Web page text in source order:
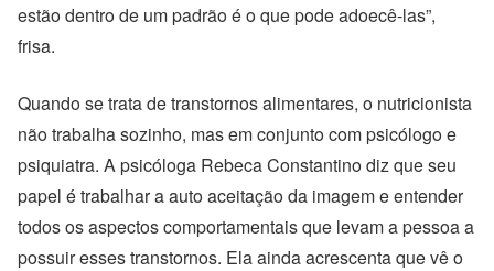
estão dentro de um padrão é o que pode adoecê-las”,
frisa.
Quando se trata de transtornos alimentares, o nutricionista
não trabalha sozinho, mas em conjunto com psicólogo e
psiquiatra. A psicóloga Rebeca Constantino diz que seu
papel é trabalhar a auto aceitação da imagem e entender
todos os aspectos comportamentais que levam a pessoa a
possuir esses transtornos. Ela ainda acrescenta que vê o